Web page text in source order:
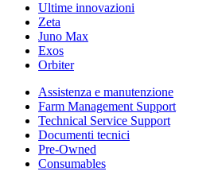
Ultime innovazioni
Zeta
Juno Max
Exos
Orbiter
Assistenza e manutenzione
Farm Management Support
Technical Service Support
Documenti tecnici
Pre-Owned
Consumables